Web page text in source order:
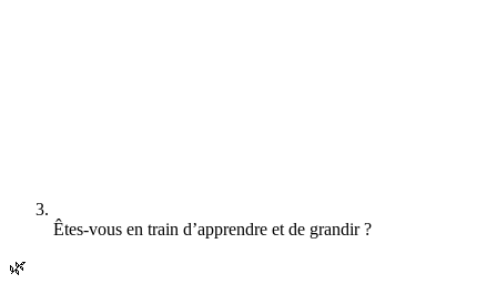
Êtes-vous en train d’apprendre et de grandir ?
🌿